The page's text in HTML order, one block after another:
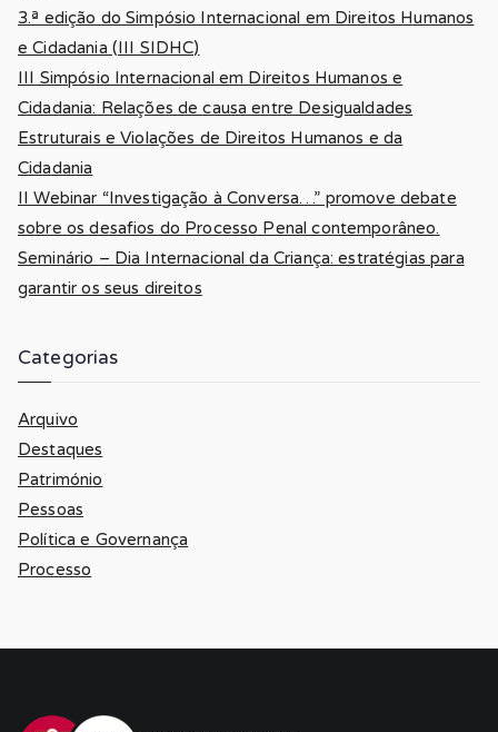
3.ª edição do Simpósio Internacional em Direitos Humanos
e Cidadania (III SIDHC)
III Simpósio Internacional em Direitos Humanos e
Cidadania: Relações de causa entre Desigualdades
Estruturais e Violações de Direitos Humanos e da
Cidadania
II Webinar “Investigação à Conversa…” promove debate
sobre os desafios do Processo Penal contemporâneo.
Seminário – Dia Internacional da Criança: estratégias para
garantir os seus direitos
Categorias
Arquivo
Destaques
Património
Pessoas
Política e Governança
Processo